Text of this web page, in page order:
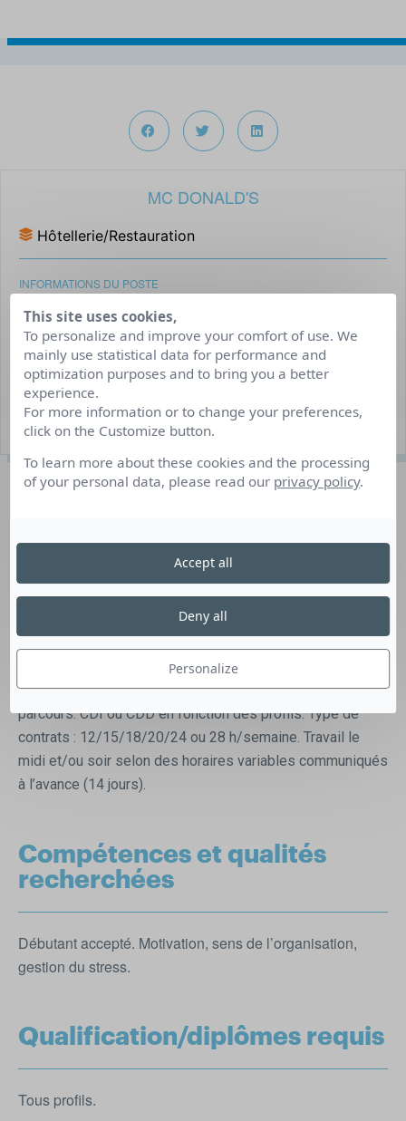
MC DONALD'S
Hôtellerie/Restauration
INFORMATIONS DU POSTE
CDD/Interim CDI Job d’été/job hiver
Mozac
Variable
20 poste(s) à pourvoir
Description du poste
Accueillir le client, le conseiller, l’orienter. Prendre,
encaisser et assembler les commandes. Assurer un
service client et être garant de la propreté du restaurant.
S’occuper de la préparation du terrain pour le rush.
plusieurs zones, le comptoir et la cuisine. Nous vous
apportons une formation et un suivi tout au long de votre
parcours. CDI ou CDD en fonction des profils. Type de
contrats : 12/15/18/20/24 ou 28 h/semaine. Travail le
midi et/ou soir selon des horaires variables communiqués
à l’avance (14 jours).
Compétences et qualités
recherchées
Débutant accepté. Motivation, sens de l’organisation,
gestion du stress.
Qualification/diplômes requis
Tous profils.
This site uses cookies,
To personalize and improve your comfort of use. We
mainly use statistical data for performance and
optimization purposes and to bring you a better
experience.
For more information or to change your preferences,
click on the Customize button.
To learn more about these cookies and the processing
of your personal data, please read our privacy policy.
Personalize
Deny all
Accept all